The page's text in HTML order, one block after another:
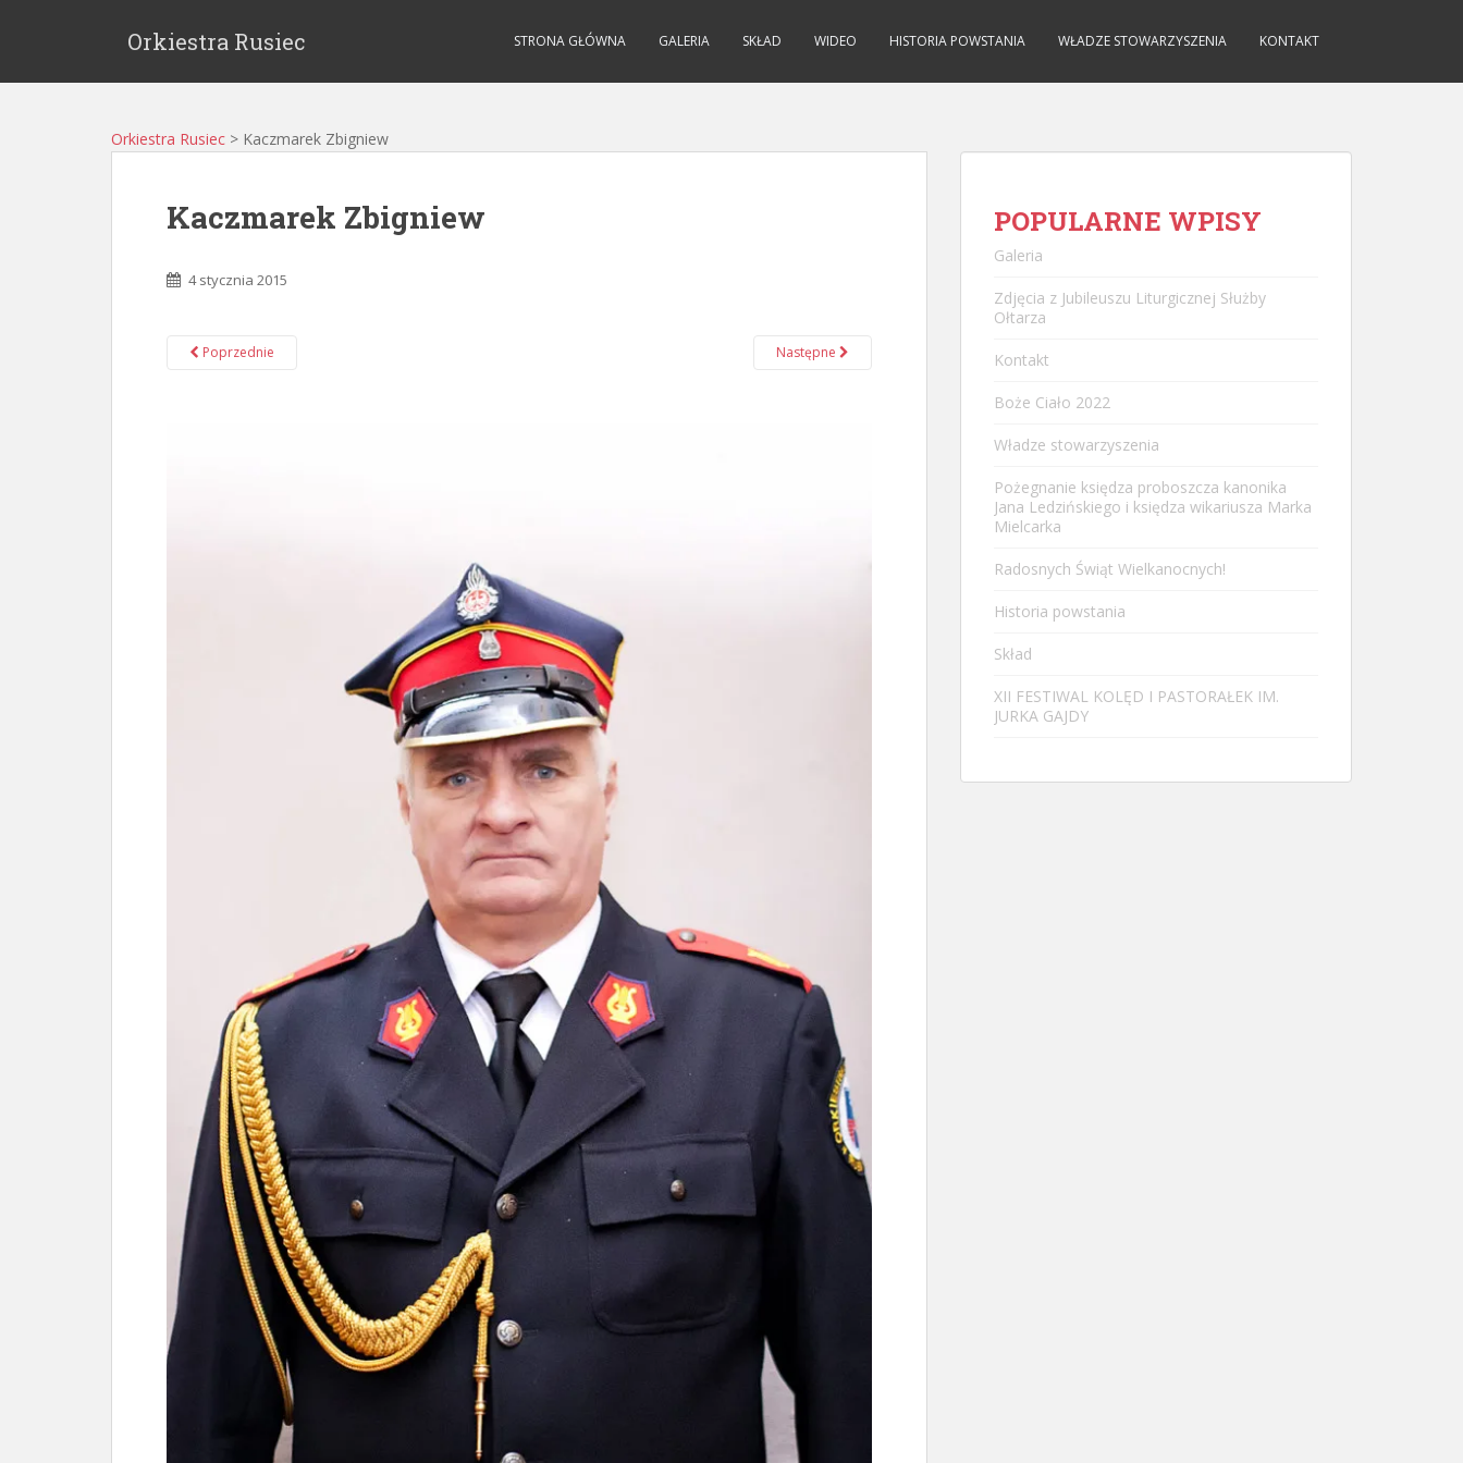
Orkiestra Rusiec STRONA GŁÓWNA GALERIA SKŁAD WIDEO HISTORIA POWSTANIA WŁADZE STOWARZYSZENIA KONTAKT
Orkiestra Rusiec > Kaczmarek Zbigniew
Kaczmarek Zbigniew
4 stycznia 2015
Poprzednie Następne
POPULARNE WPISY
Galeria
Zdjęcia z Jubileuszu Liturgicznej Służby
Ołtarza
Kontakt
Boże Ciało 2022
Władze stowarzyszenia
Pożegnanie księdza proboszcza kanonika
Jana Ledzińskiego i księdza wikariusza Marka
Mielcarka
Radosnych Świąt Wielkanocnych!
Historia powstania
Skład
XII FESTIWAL KOLĘD I PASTORAŁEK IM.
JURKA GAJDY